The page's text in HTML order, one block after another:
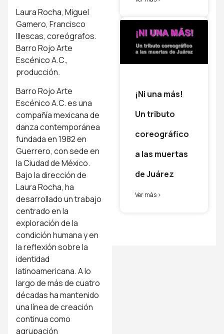
Laura Rocha, Miguel
Gamero, Francisco
Illescas, coreógrafos.
Barro Rojo Arte
Escénico A.C.,
producción.
Barro Rojo Arte
Escénico A.C. es una
compañía mexicana de
danza contemporánea
fundada en 1982 en
Guerrero, con sede en
la Ciudad de México.
Bajo la dirección de
Laura Rocha, ha
desarrollado un trabajo
centrado en la
exploración de la
condición humana y en
la reflexión sobre la
identidad
latinoamericana. A lo
largo de más de cuatro
décadas ha mantenido
una línea de creación
continua como
agrupación
¡Ni una más!
Un tributo
coreográfico
a las muertas
de Juárez
Ver más >